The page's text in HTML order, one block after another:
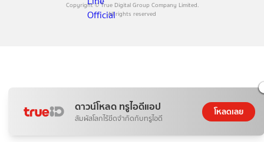
ดาวน์โหลด ทรูไอดีแอป
สัมผัสโลกไร้ขีดจำกัดกับทรูไอดี
โหลดเลย
Copyright © True Digital Group Company Limited.
All rights reserved